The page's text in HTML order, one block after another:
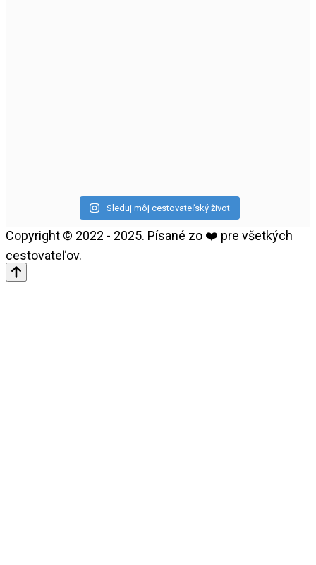
Sleduj môj cestovateľský život
Copyright © 2022 - 2025. Písané zo ❤️ pre všetkých
cestovateľov.